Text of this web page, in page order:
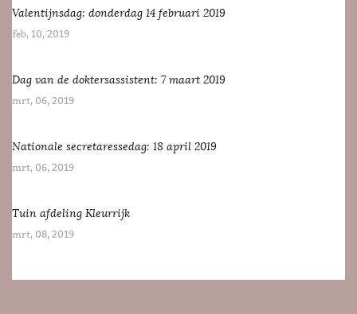
Valentijnsdag: donderdag 14 februari 2019
feb, 10, 2019
Dag van de doktersassistent: 7 maart 2019
mrt, 06, 2019
Nationale secretaressedag: 18 april 2019
mrt, 06, 2019
Tuin afdeling Kleurrijk
mrt, 08, 2019